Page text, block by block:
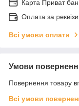
Карта Приват
Оплата за
Всі умови оплати
Умови
Повернення товару
Всі умови